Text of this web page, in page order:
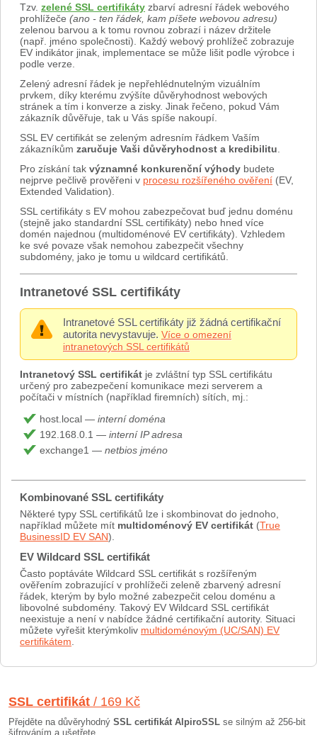
Tzv. zelené SSL certifikáty zbarví adresní řádek webového
prohlížeče (ano - ten řádek, kam píšete webovou adresu)
zelenou barvou a k tomu rovnou zobrazí i název držitele
(např. jméno společnosti). Každý webový prohlížeč zobrazuje
EV indikátor jinak, implementace se může lišit podle výrobce i
podle verze.
Zelený adresní řádek je nepřehlédnutelným vizuálním
prvkem, díky kterému zvýšíte důvěryhodnost webových
stránek a tím i konverze a zisky. Jinak řečeno, pokud Vám
zákazník důvěřuje, tak u Vás spíše nakoupí.
SSL EV certifikát se zeleným adresním řádkem Vaším
zákazníkům zaručuje Vaši důvěryhodnost a kredibilitu
Pro získání tak významné konkurenční výhody budete
nejprve pečlivě prověřeni v procesu rozšířeného ověření (EV,
Extended Validation).
SSL certifikáty s EV mohou zabezpečovat buď jednu doménu
(stejně jako standardní SSL certifikáty) nebo hned více
domén najednou (multidoménové EV certifikáty). Vzhledem
ke své povaze však nemohou zabezpečit všechny
subdomény, jako je tomu u wildcard certifikátů.
Intranetové SSL certifikáty
Intranetové SSL certifikáty již žádná certifikační
autorita nevystavuje. Více o omezení
intranetových SSL certifikátů
Intranetový SSL certifikát je zvláštní typ SSL certifikátu
určený pro zabezpečení komunikace mezi serverem a
počítači v místních (například firemních) sítích, mj.:
host.local — interní doména
192.168.0.1 — interní IP adresa
exchange1 — netbios jméno
Kombinované SSL certifikáty
Některé typy SSL certifikátů lze i skombinovat do jednoho,
například můžete mít multidoménový EV certifikát (True
BusinessID EV SAN).
EV Wildcard SSL certifikát
Často poptáváte Wildcard SSL certifikát s rozšířeným
ověřením zobrazující v prohlížeči zeleně zbarvený adresní
řádek, kterým by bylo možné zabezpečit celou doménu a
libovolné subdomény. Takový EV Wildcard SSL certifikát
neexistuje a není v nabídce žádné certifikační autority. Situaci
můžete vyřešit kterýmkoliv multidoménovým (UC/SAN) EV
certifikátem
SSL certifikát / 169 Kč
Přejděte na důvěryhodný SSL certifikát AlpiroSSL se silným až 256-bit
šifrováním a ušetřete.